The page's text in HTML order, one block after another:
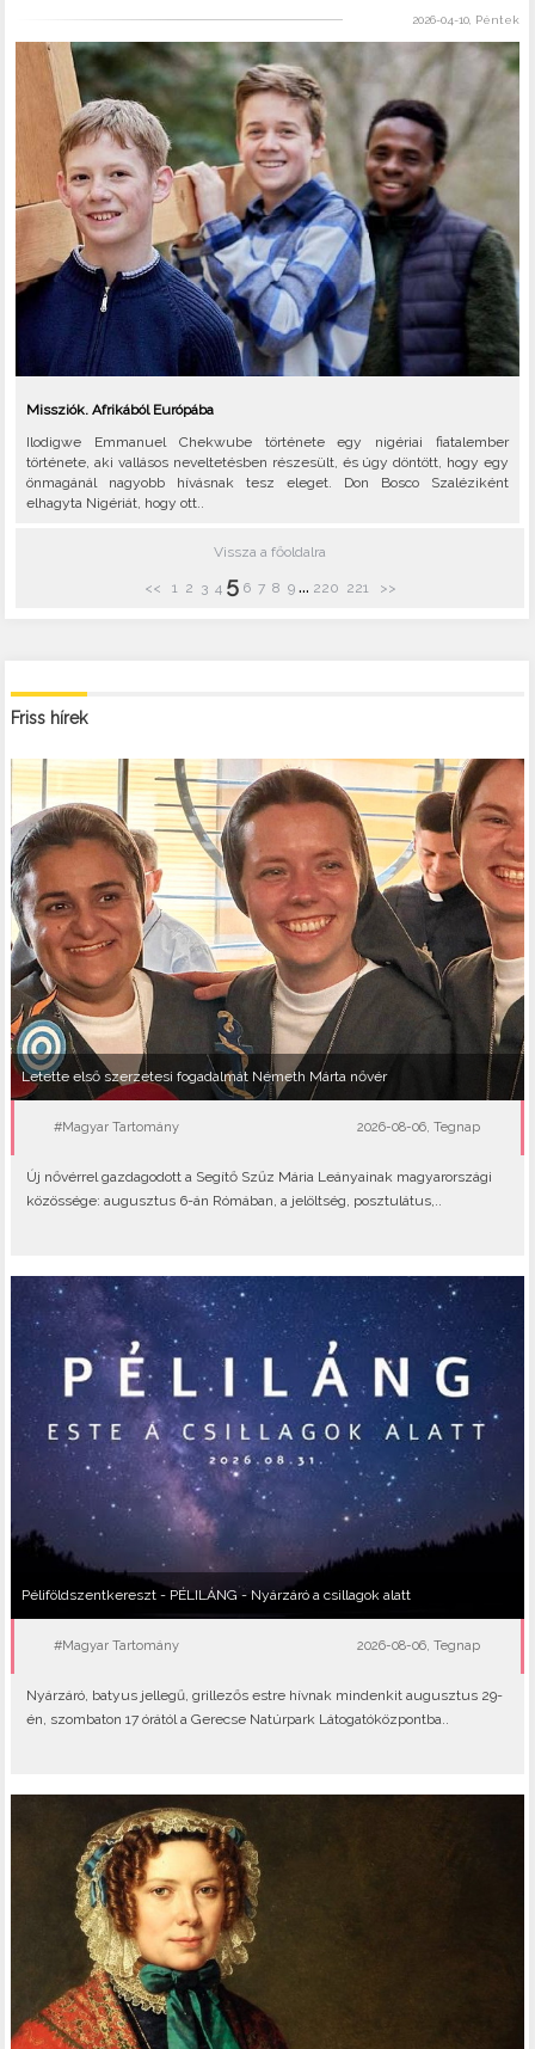
2026-04-10, Péntek
Missziók. Afrikából Európába
Ilodigwe Emmanuel Chekwube története egy nigériai fiatalember
története, aki vallásos neveltetésben részesült, és úgy döntött, hogy egy
önmagánál nagyobb hívásnak tesz eleget. Don Bosco Szaléziként
elhagyta Nigériát, hogy ott..
Vissza a főoldalra
<< 1 2 3 4 5 6 7 8 9 ... 220 221 >>
Friss hírek
Letette első szerzetesi fogadalmát Németh Márta nővér
#Magyar Tartomány 2026-08-06, Tegnap
Új nővérrel gazdagodott a Segítő Szűz Mária Leányainak magyarországi
közössége: augusztus 6-án Rómában, a jelöltség, posztulátus,..
Péliföldszentkereszt - PÉLILÁNG - Nyárzáró a csillagok alatt
#Magyar Tartomány 2026-08-06, Tegnap
Nyárzáró, batyus jellegű, grillezős estre hívnak mindenkit augusztus 29-
én, szombaton 17 órától a Gerecse Natúrpark Látogatóközpontba..